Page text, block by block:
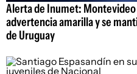
Alerta de Inumet:
advertencia amarilla y se
de Uruguay